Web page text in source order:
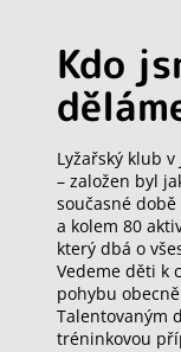
Kdo
Lyžařský klub
– založen byl
současné
a kolem 80
který dbá o
Vedeme děti k
pohybu
Talentovaným
tréninkovou